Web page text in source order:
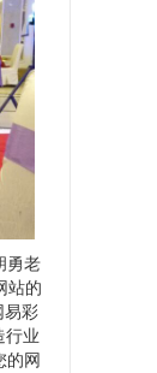
勇老
站的
易彩
行业
的网